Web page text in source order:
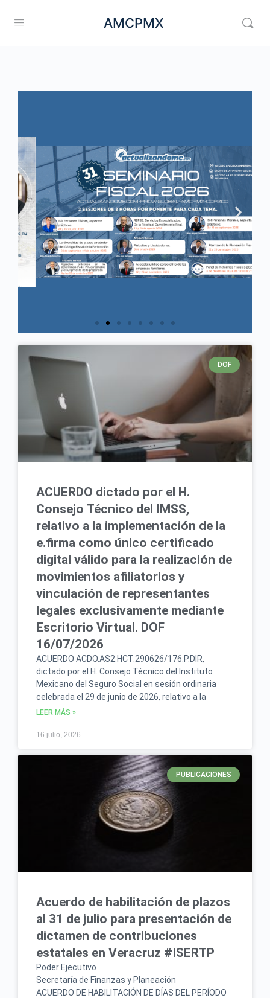
AMCPMX
DOF
ACUERDO dictado por el H.
Consejo Técnico del IMSS,
relativo a la implementación de la
e.firma como único certificado
digital válido para la realización de
movimientos afiliatorios y
vinculación de representantes
legales exclusivamente mediante
Escritorio Virtual. DOF
16/07/2026
ACUERDO ACDO.AS2.HCT.290626/176.P.DIR,
dictado por el H. Consejo Técnico del Instituto
Mexicano del Seguro Social en sesión ordinaria
celebrada el 29 de junio de 2026, relativo a la
LEER MÁS »
16 julio, 2026
PUBLICACIONES
Acuerdo de habilitación de plazos
al 31 de julio para presentación de
dictamen de contribuciones
estatales en Veracruz #ISERTP
Poder Ejecutivo
Secretaría de Finanzas y Planeación
ACUERDO DE HABILITACIÓN DE DÍAS DEL PERÍODO